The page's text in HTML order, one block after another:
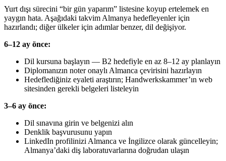
Yurt dışı sürecini “bir gün yaparım” listesine koyup ertelemek en
yaygın hata. Aşağıdaki takvim Almanya hedefleyenler için
hazırlandı; diğer ülkeler için adımlar benzer, dil değişiyor.
6–12 ay önce:
Dil kursuna başlayın — B2 hedefiyle en az 8–12 ay planlayın
Diplomanızın noter onaylı Almanca çevirisini hazırlayın
Hedeflediğiniz eyaleti araştırın; Handwerkskammer’ın web
sitesinden gerekli belgeleri listeleyin
3–6 ay önce:
Dil sınavına girin ve belgenizi alın
Denklik başvurusunu yapın
LinkedIn profilinizi Almanca ve İngilizce olarak güncelleyin;
Almanya’daki diş laboratuvarlarına doğrudan ulaşın